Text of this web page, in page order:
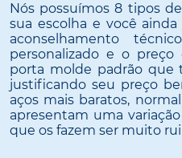
Nós possuímos 8 tipos
sua escolha e você
aconselhamento
personalizado e o
porta molde padrão que
justificando seu preço
aços mais baratos,
apresentam uma
que os fazem ser muito